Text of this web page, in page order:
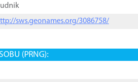
sws.geonames.org/3086758/
(PRNG):